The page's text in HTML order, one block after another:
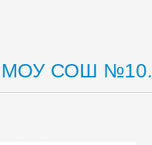
МОУ СОШ №10.